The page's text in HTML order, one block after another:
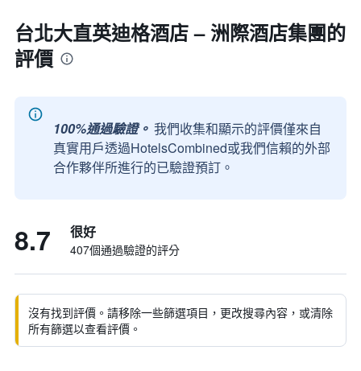
台北大直英迪格酒店 – 洲際酒店集團的
評價
100%通過驗證。 我們收集和顯示的評價僅來自
真實用戶透過HotelsCombined或我們信賴的外部
合作夥伴所進行的已驗證預訂。
8.7 很好
407個通過驗證的評分
沒有找到評價。請移除一些篩選項目，更改搜尋內容，或清除
所有篩選以查看評價。